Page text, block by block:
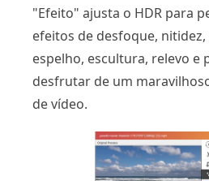
"Efeito" ajusta o HDR para
efeitos de desfoque, nitidez,
espelho, escultura, relevo e
desfrutar de um
de vídeo.